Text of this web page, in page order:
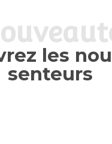
les
senteurs